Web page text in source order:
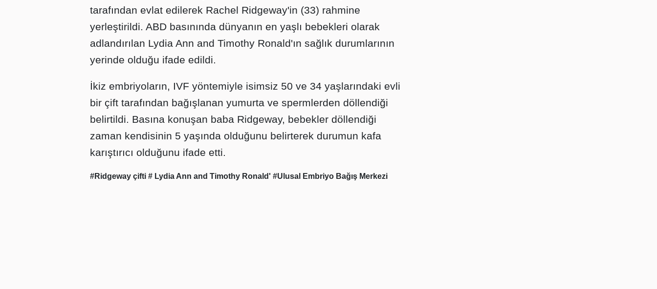
tarafından evlat edilerek Rachel Ridgeway'in (33) rahmine
yerleştirildi. ABD basınında dünyanın en yaşlı bebekleri olarak
adlandırılan Lydia Ann and Timothy Ronald'ın sağlık durumlarının
yerinde olduğu ifade edildi.
İkiz embriyoların, IVF yöntemiyle isimsiz 50 ve 34 yaşlarındaki evli
bir çift tarafından bağışlanan yumurta ve spermlerden döllendiği
belirtildi. Basına konuşan baba Ridgeway, bebekler döllendiği
zaman kendisinin 5 yaşında olduğunu belirterek durumun kafa
karıştırıcı olduğunu ifade etti.
#Ridgeway çifti # Lydia Ann and Timothy Ronald' #Ulusal Embriyo Bağış Merkezi